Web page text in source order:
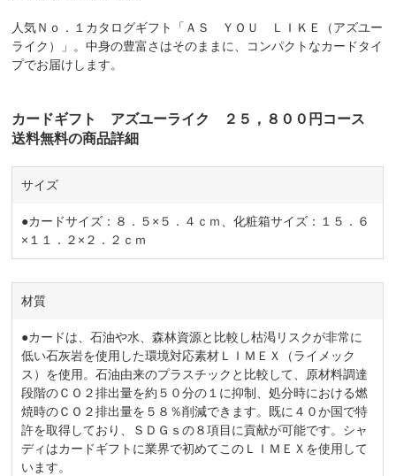
人気Ｎｏ．１カタログギフト「ＡＳ ＹＯＵ ＬＩＫＥ（アズユー
ライク）」。中身の豊富さはそのままに、コンパクトなカードタイ
プでお届けします。
カードギフト アズユーライク ２５，８００円コース
送料無料の商品詳細
サイズ
●カードサイズ：８．５×５．４ｃｍ、化粧箱サイズ：１５．６
×１１．２×２．２ｃｍ
材質
●カードは、石油や水、森林資源と比較し枯渇リスクが非常に
低い石灰岩を使用した環境対応素材ＬＩＭＥＸ（ライメック
ス）を使用。石油由来のプラスチックと比較して、原材料調達
段階のＣＯ２排出量を約５０分の１に抑制、処分時における燃
焼時のＣＯ２排出量を５８％削減できます。既に４０か国で特
許を取得しており、ＳＤＧｓの８項目に貢献が可能です。シャ
ディはカードギフトに業界で初めてこのＬＩＭＥＸを使用して
います。